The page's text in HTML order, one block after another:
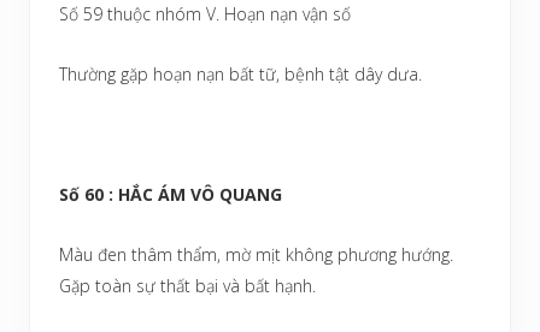
Số 59 thuộc nhóm V. Hoạn nạn vận số
Thường gặp hoạn nạn bất tữ, bệnh tật dây dưa.
Số 60 : HẮC ÁM VÔ QUANG
Màu đen thâm thẩm, mờ mịt không phương hướng.
Gặp toàn sự thất bại và bất hạnh.